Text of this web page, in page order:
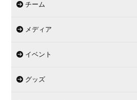
チーム
メディア
イベント
グッズ